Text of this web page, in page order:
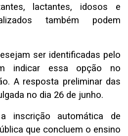
lactantes, idosos e
também podem
ser identificadas pelo
indicar essa opção no
A resposta preliminar das
no dia 26 de junho.
inscrição automática de
que concluem o ensino